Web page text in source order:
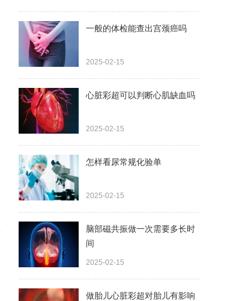
一般的体检能查出宫颈癌吗
2025-02-15
心脏彩超可以判断心肌缺血吗
2025-02-15
怎样看尿常规化验单
2025-02-15
脑部磁共振做一次需要多长时
间
2025-02-15
做胎儿心脏彩超对胎儿有影响